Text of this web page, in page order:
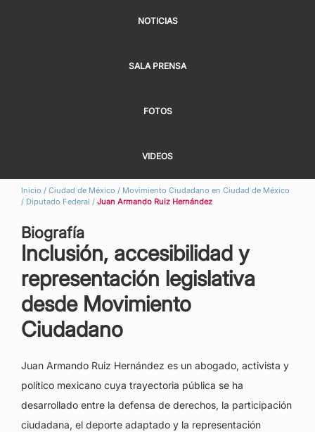
NOTICIAS
SALA PRENSA
FOTOS
VIDEOS
Inicio / Ciudad de México / Movimiento Ciudadano en Ciudad de México
/ Diputado Federal / Juan Armando Ruiz Hernández
Biografía
Inclusión, accesibilidad y
representación legislativa
desde Movimiento
Ciudadano
Juan Armando Ruiz Hernández es un abogado, activista y
político mexicano cuya trayectoria pública se ha
desarrollado entre la defensa de derechos, la participación
ciudadana, el deporte adaptado y la representación